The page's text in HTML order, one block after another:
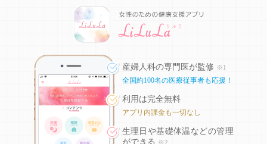
産婦人科の専門医が監修 ※1
全国約100名の医療従事者も応援！
利用は完全無料
アプリ内課金も一切なし
生理日や基礎体温などの管理
ができる
※2